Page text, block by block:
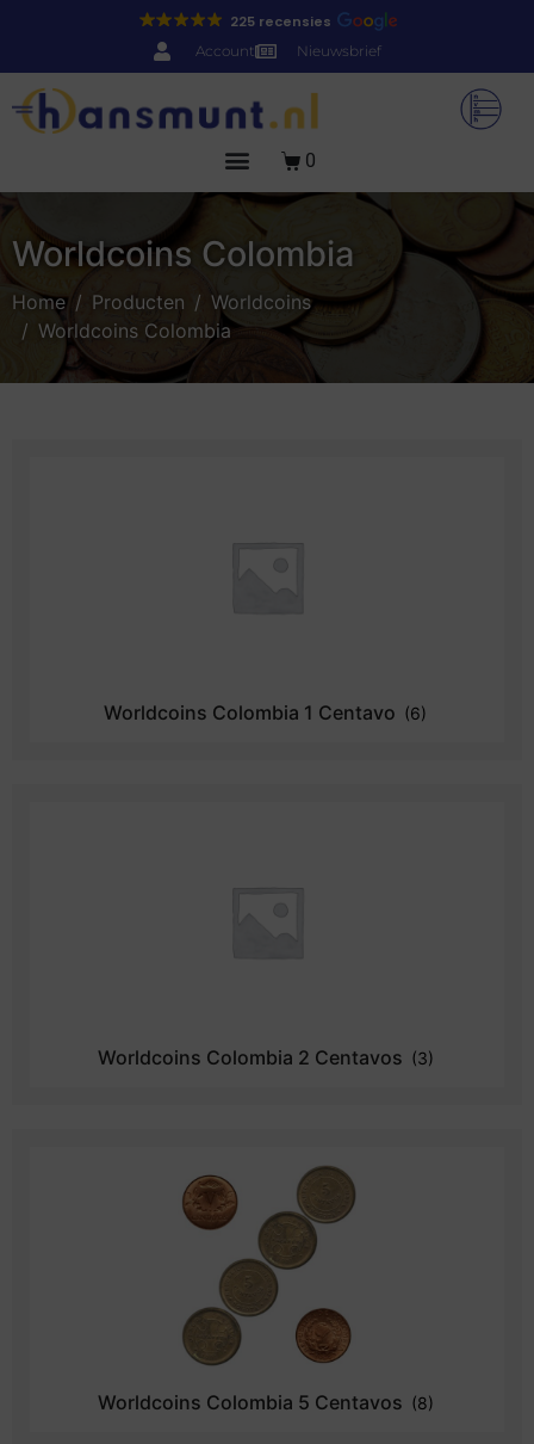
225 recensies
Account Nieuwsbrief
0
Worldcoins Colombia
Home Producten
Worldcoins
Worldcoins Colombia
Worldcoins Colombia 1 Centavo (6)
Worldcoins Colombia 2 Centavos (3)
Worldcoins Colombia 5 Centavos (8)